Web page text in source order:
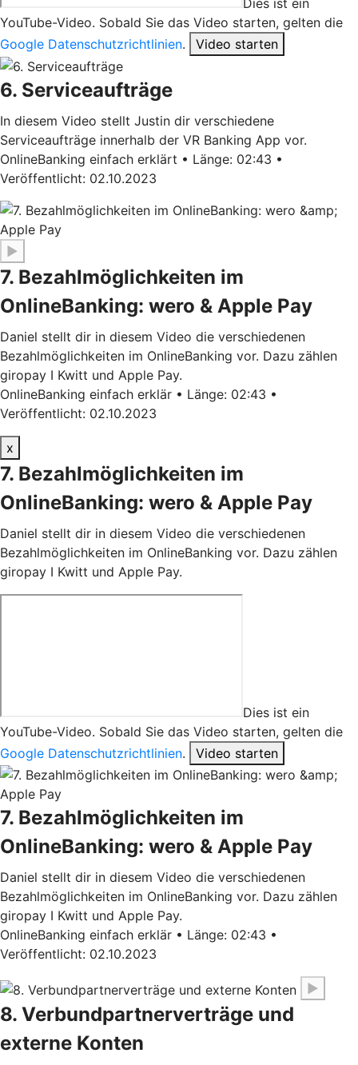
YouTube-Video. Sobald Sie das Video starten, gelten die
Google Datenschutzrichtlinien. Video starten
6. Serviceaufträge
In diesem Video stellt Justin dir verschiedene
Serviceaufträge innerhalb der VR Banking App vor.
OnlineBanking einfach erklärt • Länge: 02:43 •
Veröffentlicht: 02.10.2023
▶
7. Bezahlmöglichkeiten im
OnlineBanking: wero & Apple Pay
Daniel stellt dir in diesem Video die verschiedenen
Bezahlmöglichkeiten im OnlineBanking vor. Dazu zählen
giropay I Kwitt und Apple Pay.
OnlineBanking einfach erklär • Länge: 02:43 •
Veröffentlicht: 02.10.2023
x
7. Bezahlmöglichkeiten im
OnlineBanking: wero & Apple Pay
Daniel stellt dir in diesem Video die verschiedenen
Bezahlmöglichkeiten im OnlineBanking vor. Dazu zählen
giropay I Kwitt und Apple Pay.
Dies ist ein
YouTube-Video. Sobald Sie das Video starten, gelten die
Google Datenschutzrichtlinien. Video starten
7. Bezahlmöglichkeiten im
OnlineBanking: wero & Apple Pay
Daniel stellt dir in diesem Video die verschiedenen
Bezahlmöglichkeiten im OnlineBanking vor. Dazu zählen
giropay I Kwitt und Apple Pay.
OnlineBanking einfach erklär • Länge: 02:43 •
Veröffentlicht: 02.10.2023
▶
8. Verbundpartnerverträge und
externe Konten